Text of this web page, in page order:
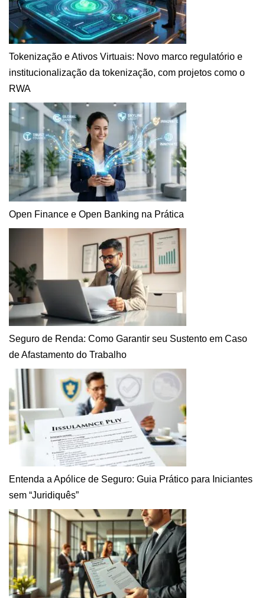
Tokenização e Ativos Virtuais: Novo marco regulatório e
institucionalização da tokenização, com projetos como o
RWA
Open Finance e Open Banking na Prática
Seguro de Renda: Como Garantir seu Sustento em Caso
de Afastamento do Trabalho
Entenda a Apólice de Seguro: Guia Prático para Iniciantes
sem “Juridiquês”